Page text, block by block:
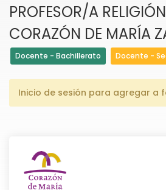
PROFESOR/A
CORAZÓN DE MARÍA
Docente - Bachillerato Docente -
Inicio de sesión para agregar a